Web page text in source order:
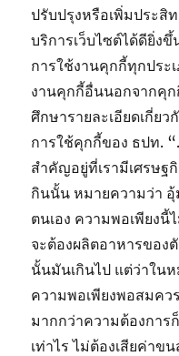
ปรับปรุงหรือเพิ่มประสิ
บริการเว็บไซต์ได้ดียิ่ง
การใช้งานคุกกี้ทุกประ
งานคุกกี้อื่นนอกจากคุก
ศึกษารายละเอียดเกี่ย
การใช้คุกกี้ของ ธปท.
สำคัญอยู่ที่เรามีเศรษ
กินนั้น หมายความว่า อุ้
ตนเอง ความพอเพียง
จะต้องผลิตอาหารของตั
นั้นมันเกินไป แต่ว่าใน
ความพอเพียงพอสมคว
มากกว่าความต้องการ
เท่าไร ไม่ต้องเสียค่า